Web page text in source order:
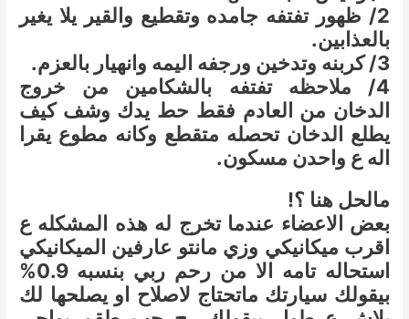
2/ ظهور تفتفه جامده وتقطيع والقير يلا يغير
بالعذابين.
3/ كربنه وتدخين ورجفه اليمه وانهيار بالعزم.
4/ ملاحظه تفتفه بالشكامين من خروج
الدخان من العادم فقط حط يدك وشف كيف
يطلع الدخان تحصله متقطع وكانه مطوع يقرا
اله ع واحدن مسكون.
مالحل هنا ؟!
بعض الاعضاء عندما تخرج له هذه المشكله ع
اقرب ميكانيكي وزي مانتو عارفين الميكانيكي
استحاله تامه الا من رحم ربي بنسبه 0.9%
بيقولك سيارتك ماتحتاج لاصلاح او يصلحها لك